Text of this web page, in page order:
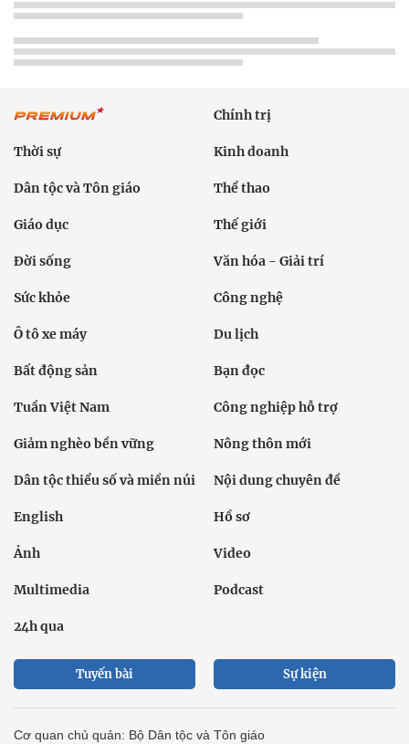
Chính trị
Thời sự Kinh doanh
Dân tộc và Tôn giáo Thể thao
Giáo dục Thế giới
Đời sống Văn hóa - Giải trí
Sức khỏe Công nghệ
Ô tô xe máy Du lịch
Bất động sản Bạn đọc
Tuần Việt Nam Công nghiệp hỗ trợ
Giảm nghèo bền vững Nông thôn mới
Dân tộc thiểu số và miền núi Nội dung chuyên đề
English Hồ sơ
Ảnh Video
Multimedia Podcast
24h qua
Tuyến bài Sự kiện
Cơ quan chủ quản: Bộ Dân tộc và Tôn giáo